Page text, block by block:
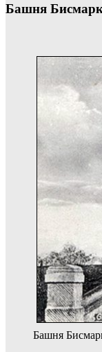
Башня
Башня